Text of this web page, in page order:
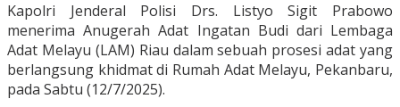
Kapolri Jenderal Polisi Drs. Listyo Sigit Prabowo
menerima Anugerah Adat Ingatan Budi dari Lembaga
Adat Melayu (LAM) Riau dalam sebuah prosesi adat yang
berlangsung khidmat di Rumah Adat Melayu, Pekanbaru,
pada Sabtu (12/7/2025).